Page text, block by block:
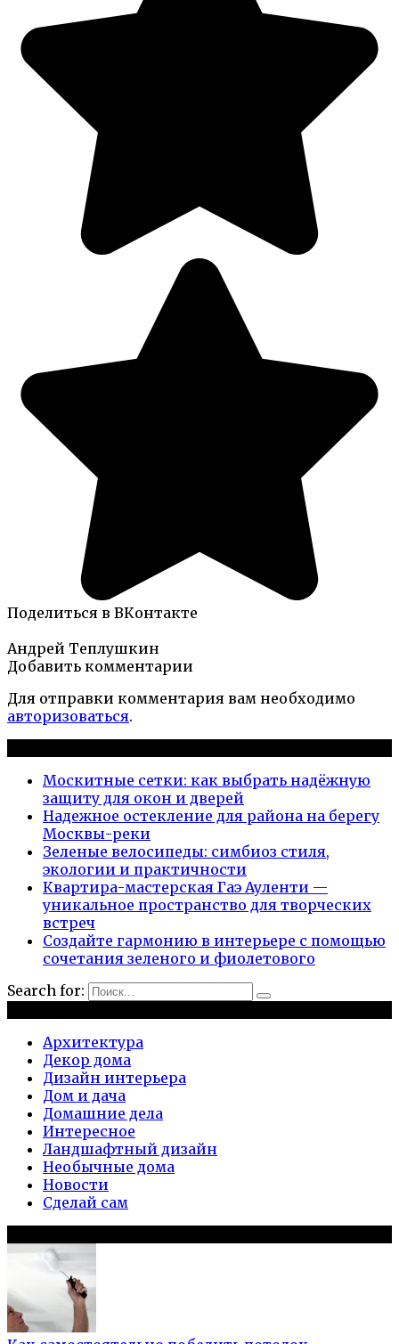
Поделиться в ВКонтакте
Андрей Теплушкин
Добавить комментарии
Для отправки комментария вам необходимо
авторизоваться.
Москитные сетки: как выбрать надёжную
защиту для окон и дверей
Надежное остекление для района на берегу
Москвы-реки
Зеленые велосипеды: симбиоз стиля,
экологии и практичности
Квартира-мастерская Гаэ Ауленти —
уникальное пространство для творческих
встреч
Создайте гармонию в интерьере с помощью
сочетания зеленого и фиолетового
Search for:
Архитектура
Декор дома
Дизайн интерьера
Дом и дача
Домашние дела
Интересное
Ландшафтный дизайн
Необычные дома
Новости
Сделай сам